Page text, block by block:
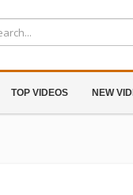
TOP VIDEOS NEW